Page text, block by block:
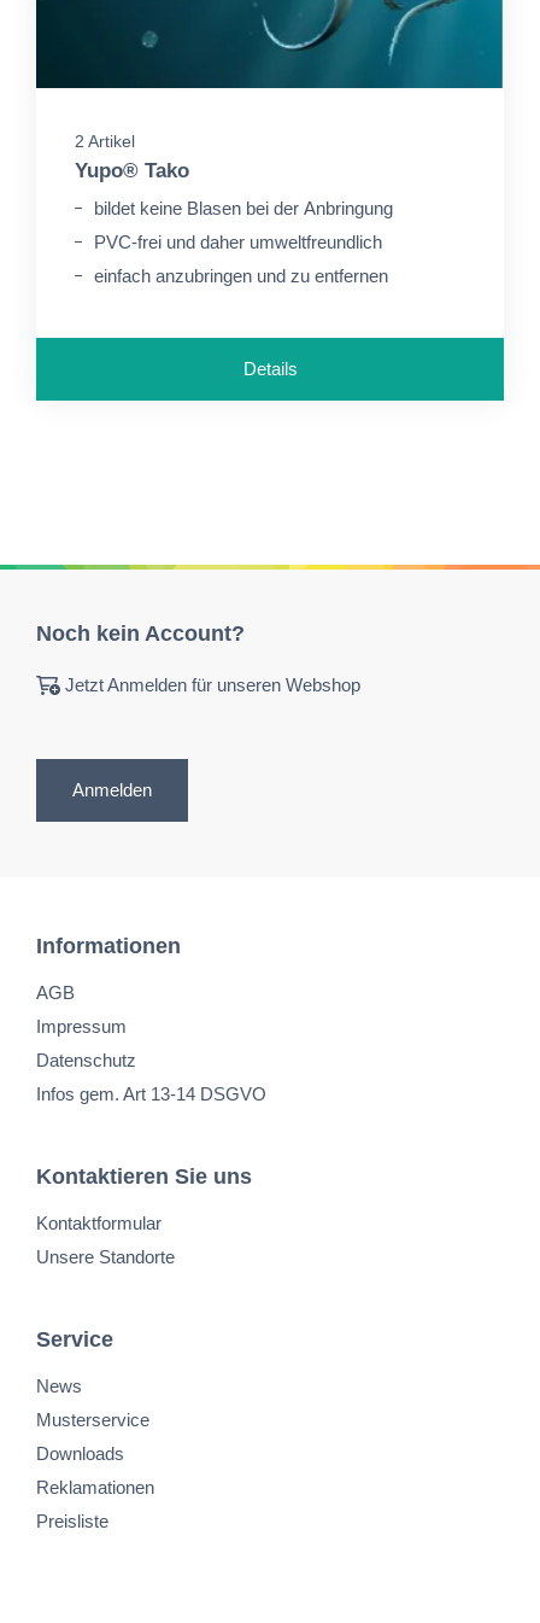
2 Artikel
Yupo® Tako
bildet keine Blasen bei der Anbringung
PVC-frei und daher umweltfreundlich
einfach anzubringen und zu entfernen
Details
Noch kein Account?
Jetzt Anmelden für unseren Webshop
Anmelden
Informationen
AGB
Impressum
Datenschutz
Infos gem. Art 13-14 DSGVO
Kontaktieren Sie uns
Kontaktformular
Unsere Standorte
Service
News
Musterservice
Downloads
Reklamationen
Preisliste